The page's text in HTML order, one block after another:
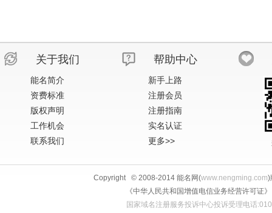
关于我们
能名简介
资费标准
版权声明
工作机会
联系我们
帮助中心
新手上路
注册会员
注册指南
实名认证
更多>>
Copyright © 2008-2014 能名网(www.nengming.com)
《中华人民共和国增值电信业务经营许可
国家域名注册服务投诉中心投诉受理电话